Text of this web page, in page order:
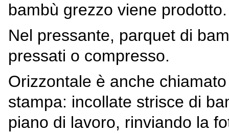
bambù grezzo viene prodotto.
Nel pressante, parquet di
pressati o compresso.
Orizzontale è anche
stampa: incollate strisce di
piano di lavoro, rinviando la